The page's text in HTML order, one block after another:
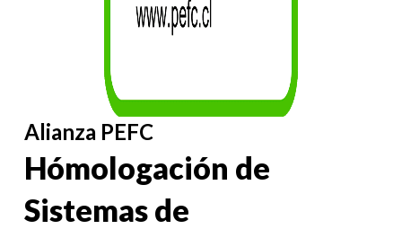
Alianza PEFC
Hómologación de
Sistemas de